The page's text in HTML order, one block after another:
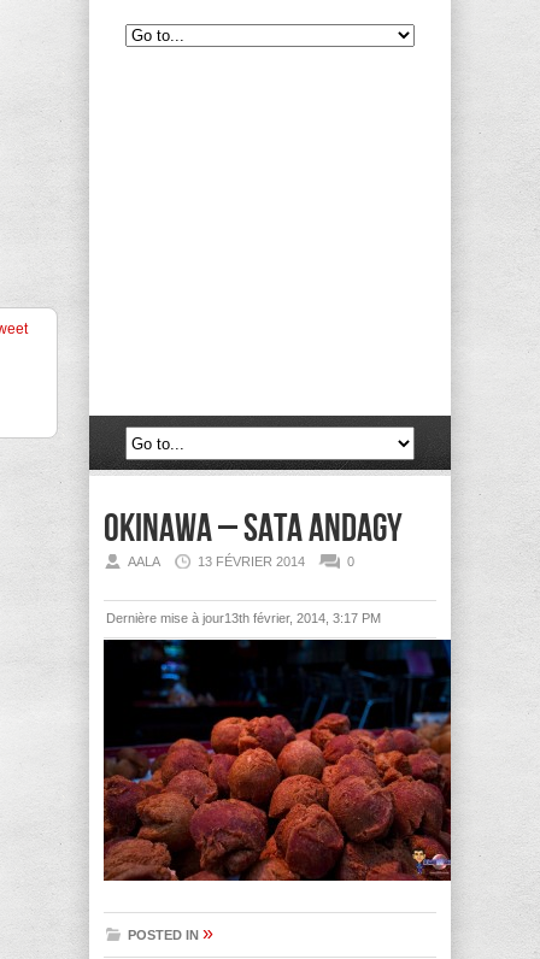
okinawa – sata andagy
AALA 13 FÉVRIER 2014 0
Dernière mise à jour13th février, 2014, 3:17 PM
POSTED IN »